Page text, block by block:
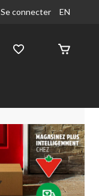
Se connecter EN